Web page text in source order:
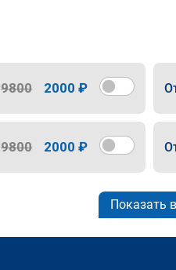
9800 2000 ₽
9800 2000 ₽
Показать